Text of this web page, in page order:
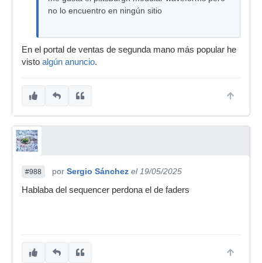
no lo encuentro en ningún sitio
En el portal de ventas de segunda mano más popular he
visto algún anuncio.
#988 por Sergio Sánchez el 19/05/2025
Hablaba del sequencer perdona el de faders